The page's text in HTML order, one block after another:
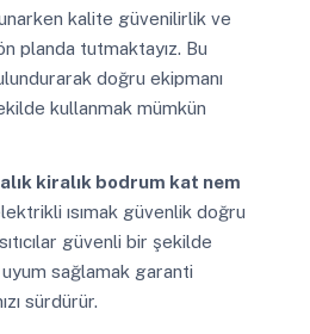
kalite güvenilirlik ve
planda tutmaktayız. Bu
doğru ekipmanı
kullanmak mümkün
kiralık bodrum kat nem
ısımak güvenlik doğru
güvenli bir şekilde
sağlamak garanti
sürdürür.